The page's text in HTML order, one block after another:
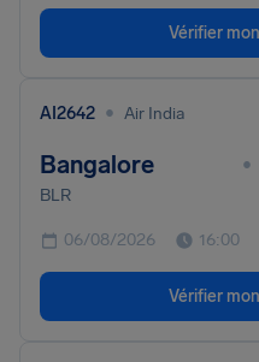
Vérifier
AI2642 • Air India
Bangalore •
BLR
06/08/2026 16:00
Vérifier